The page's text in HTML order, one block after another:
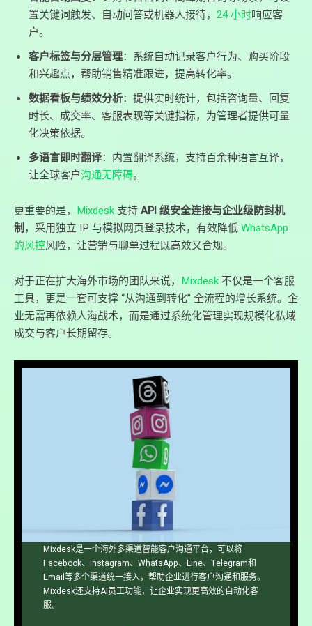
置关键词触发、自动问答或机器人接待， 24 小时响应客
户。
客户标签与分层管理：系统自动记录客户行为、购买阶段
和兴趣点，帮助销售精准跟进，提高转化率。
数据看板与绩效分析：提供实时统计，包括咨询量、回复
时长、成交率、客服表现等关键指标，为管理者提供可量
化决策依据。
多语言即时翻译：内置翻译系统，支持百余种语言互译，
让全球客户沟通无障碍。
更重要的是， Mixdesk支持API 级安全连接与企业级防封机
制，采用独立 IP 与模拟网页登录技术，有效降低WhatsApp
的风控风险，让营销与聊单过程既高效又合规。
对于正在扩大海外市场的团队来说， Mixdesk 不仅是一个客服
工具，更是一套可支撑 “从沟通到转化” 全流程的增长系统。企
业无需再依赖人海战术，而是通过系统化管理实现规模化私域
成交与客户长期留存。
Mixdesk是一个海外多渠道智能客户沟通平台，可以将
Facebook、Instagram、WhatsApp、Line、Telegram和
Email等多个渠道统一接入，帮助企业进行客户沟通和服务。
Mixdesk还支持AI员工功能，让企业实现更高效的自动化客
服。